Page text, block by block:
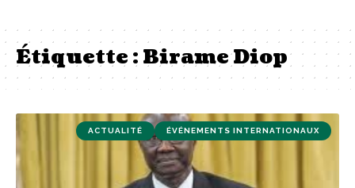
Étiquette :Birame Diop
ACTUALITÉ ÉVÉNEMENTS INTERNATIONAUX